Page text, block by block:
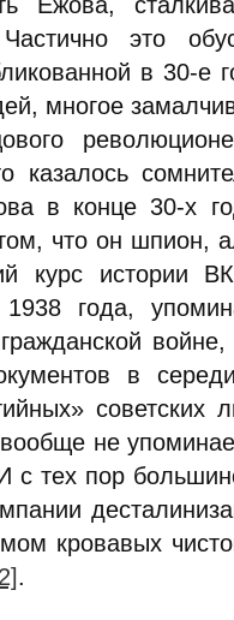
это
в 30-е
многое
казалось
в конце 30-х
что он шпион,
курс истории
1938 года,
в
советских
не
с тех пор
кровавых
.